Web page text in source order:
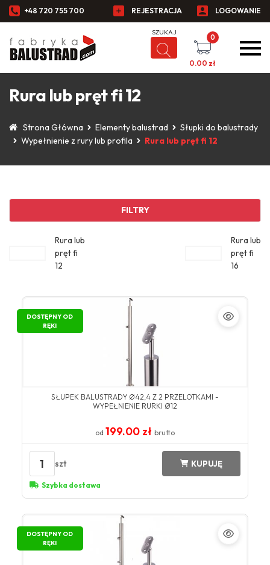
+48 720 755 700 REJESTRACJA LOGOWANIE
0
0.00 zł
Rura lub pręt fi 12
Strona Główna Elementy balustrad
Słupki do balustrady
Wypełnienie z rury lub profila
Rura lub pręt fi 12
FILTRY
Rura lub
pręt fi
12
Rura lub
pręt fi
16
DOSTĘPNY OD
RĘKI
SŁUPEK BALUSTRADY Ø42,4 Z 2 PRZELOTKAMI -
WYPEŁNIENIE RURKI Ø12
od 199.00 zł brutto
1 szt KUPUJĘ
Szybka dostawa
DOSTĘPNY OD
RĘKI